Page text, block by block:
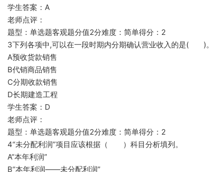
学生答案：A
老师点评：
题型：单选题客观题分值2分难度：简单得分：2
3下列各项中,可以在一段时期内分期确认营业收入的是( )。
A预收货款销售
B代销商品销售
C分期收款销售
D长期建造工程
学生答案：D
老师点评：
题型：单选题客观题分值2分难度：简单得分：2
4“未分配利润”项目应该根据（ ）科目分析填列。
A“本年利润”
B“本年利润——未分配利润”